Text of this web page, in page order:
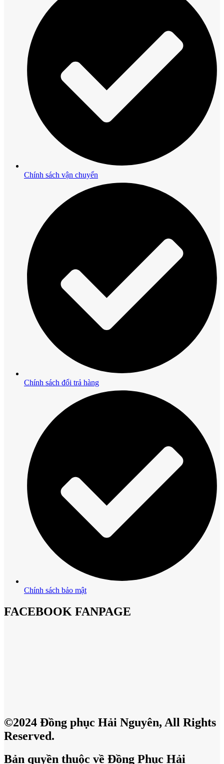
Chính sách vận chuyển
Chính sách đổi trả hàng
Chính sách bảo mật
FACEBOOK FANPAGE
©2024 Đồng phục Hải Nguyên, All Rights
Reserved.
Bản quyền thuộc về Đồng Phục Hải